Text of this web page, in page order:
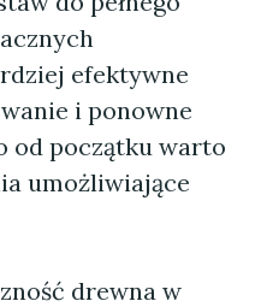
efektywne
i ponowne
od początku warto
umożliwiające
drewna w